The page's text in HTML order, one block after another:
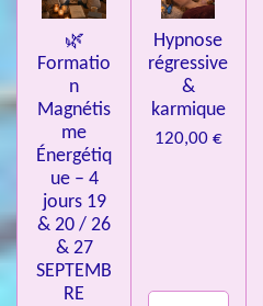
🌿
Formatio
n
Magnétis
me
Énergétiq
ue – 4
jours 19
& 20 / 26
& 27
SEPTEMB
RE
Hypnose
régressive
&
karmique
120,00 €